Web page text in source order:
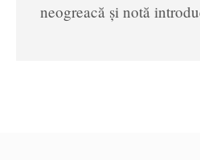
neogreacă și notă